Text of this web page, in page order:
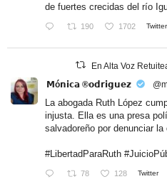
de fuertes crecidas del río
190 1702 Twitter
En Alta Voz
𝗠ó𝗻𝗶𝗰𝗮 ®𝗼𝗱𝗿𝗶𝗴𝘂𝗲𝘇
La abogada Ruth López
injusta. Ella es una presa
salvadoreño por denunciar la
#LibertadParaRuth
78 128 Twitter